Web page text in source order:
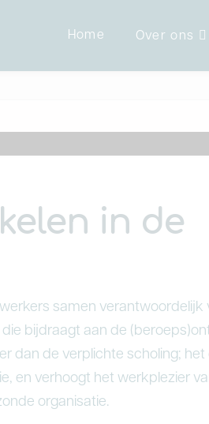
Home Over ons
in de
samen verantwoordelijk
bijdraagt aan de
dan de verplichte scholing; het
en verhoogt het werkplezier
organisatie.